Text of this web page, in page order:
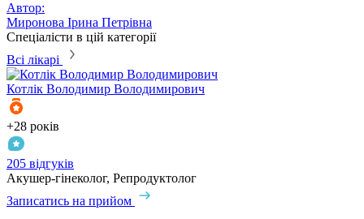
Автор:
Миронова Ірина Петрівна
Спеціалісти в цій категорії
Всі лікарі
Котлік Володимир Володимирович
+28 років
205 відгуків
Акушер-гінеколог, Репродуктолог
Записатись на прийом